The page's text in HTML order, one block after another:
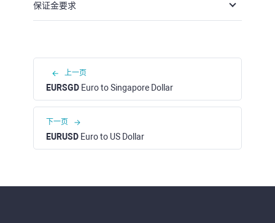
保证金要求
上一页
EURSGD Euro to Singapore Dollar
下一页
EURUSD Euro to US Dollar